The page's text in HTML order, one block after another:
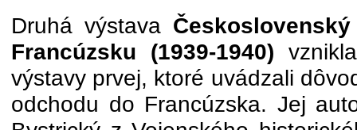
Druhá výstava
Francúzsku (1939-1940)
výstavy prvej, ktoré uvádzali
odchodu do Francúzska. Jej